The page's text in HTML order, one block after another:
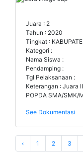
Juara : 2
Tahun : 2020
Tingkat :
Kategori :
Nama Siswa :
Pendamping :
Tgl Pelaksanaan :
Keterangan : Juara
POPDA SMA/SMK/
See Dokumentasi
‹ 1 2 3